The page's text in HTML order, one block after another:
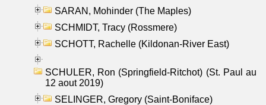
SARAN, Mohinder (The Maples)
SCHMIDT, Tracy (Rossmere)
SCHOTT, Rachelle (Kildonan-River East)
SCHULER, Ron (Springfield-Ritchot) (St. Paul au
12 aout 2019)
SELINGER, Gregory (Saint-Boniface)